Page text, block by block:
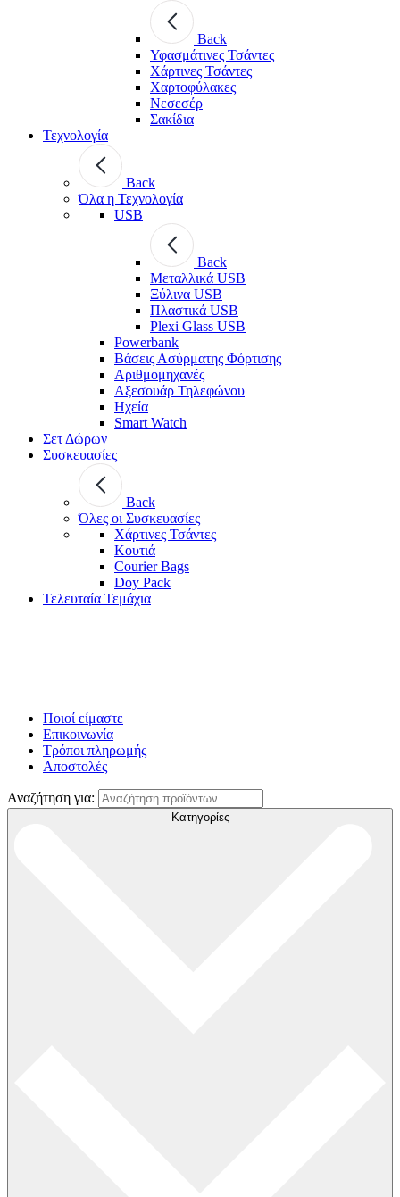
Back
Υφασμάτινες Τσάντες
Χάρτινες Τσάντες
Χαρτοφύλακες
Νεσεσέρ
Σακίδια
Τεχνολογία
Back
Όλα η Τεχνολογία
USB
Back
Μεταλλικά USB
Ξύλινα USB
Πλαστικά USB
Plexi Glass USB
Powerbank
Βάσεις Ασύρματης Φόρτισης
Αριθμομηχανές
Αξεσουάρ Τηλεφώνου
Ηχεία
Smart Watch
Σετ Δώρων
Συσκευασίες
Back
Όλες οι Συσκευασίες
Χάρτινες Τσάντες
Κουτιά
Courier Bags
Doy Pack
Τελευταία Τεμάχια
Ποιοί είμαστε
Επικοινωνία
Τρόποι πληρωμής
Αποστολές
Αναζήτηση για:
Κατηγορίες